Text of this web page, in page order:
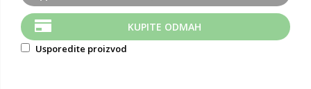
KUPITE ODMAH
Usporedite proizvod